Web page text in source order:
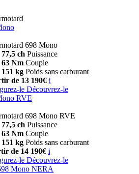
698 Mono
77,5 ch Puissance
63 Nm Couple
151 kg Poids sans carburant
de 13 190€ i
le Découvrez-le
RVE
698 Mono RVE
77,5 ch Puissance
63 Nm Couple
151 kg Poids sans carburant
de 14 190€ i
le Découvrez-le
Mono NERA